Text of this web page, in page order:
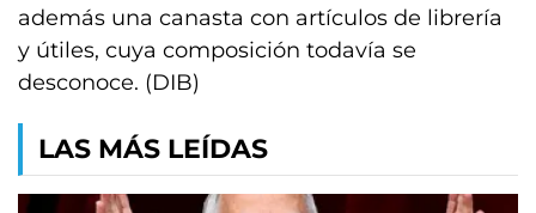
además una canasta con artículos de librería
y útiles, cuya composición todavía se
desconoce. (DIB)
LAS MÁS LEÍDAS